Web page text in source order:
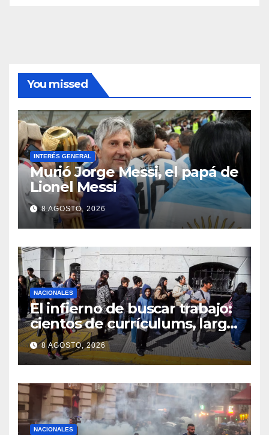
You missed
INTERÉS GENERAL
Murió Jorge Messi, el papá de
Lionel Messi
8 AGOSTO, 2026
NACIONALES
El infierno de buscar trabajo:
cientos de currículums, larga
espera y menos puestos
registrados
8 AGOSTO, 2026
NACIONALES